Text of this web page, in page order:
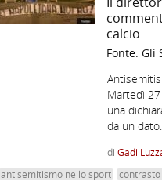
calcio
Fonte: Gli
Martedì
una
da un
di Gadi
antisemitismo nello sport